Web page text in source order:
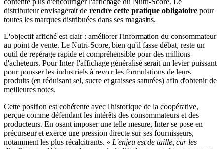
distributeur envisagerait de rendre cette pratique obligatoire pour
toutes les marques distribuées dans ses magasins.
L'objectif affiché est clair : améliorer l'information du consommateur
au point de vente. Le Nutri-Score, bien qu'il fasse débat, reste un
outil de repérage rapide et compréhensible pour des millions
d'acheteurs. Pour Inter, l'affichage généralisé serait un levier puissant
pour pousser les industriels à revoir les formulations de leurs
produits (en réduisant sel, sucre et graisses saturées) afin d'obtenir de
meilleures notes.
Cette position est cohérente avec l'historique de la coopérative,
perçue comme défendant les intérêts des consommateurs et des
producteurs. En osant imposer une telle mesure, Inter se pose en
précurseur et exerce une pression directe sur ses fournisseurs,
notamment les plus récalcitrants. « L'enjeu est de taille, car les